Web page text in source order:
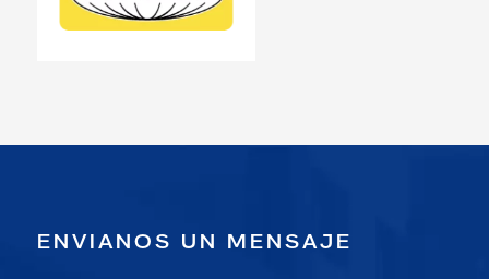
ENVIANOS UN MENSAJE